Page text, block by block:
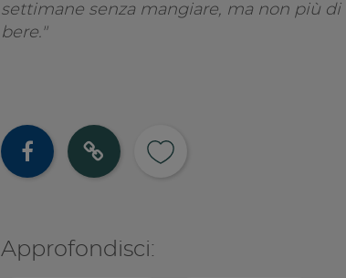
settimane senza mangiare, ma non più di
bere."
Condividi su
Approfondisci: